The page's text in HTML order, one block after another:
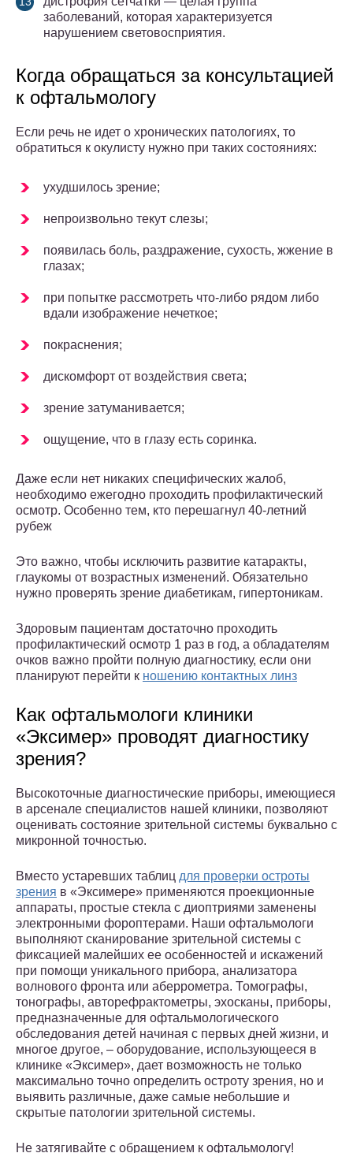
заболеваний, которая характеризуется
нарушением световосприятия.
Когда обращаться за консультацией
к офтальмологу
Если речь не идет о хронических патологиях, то
обратиться к окулисту нужно при таких состояниях:
ухудшилось зрение;
непроизвольно текут слезы;
появилась боль, раздражение, сухость, жжение в
глазах;
при попытке рассмотреть что-либо рядом либо
вдали изображение нечеткое;
покраснения;
дискомфорт от воздействия света;
зрение затуманивается;
ощущение, что в глазу есть соринка.
Даже если нет никаких специфических жалоб,
необходимо ежегодно проходить профилактический
осмотр. Особенно тем, кто перешагнул 40-летний
рубеж
Это важно, чтобы исключить развитие катаракты,
глаукомы от возрастных изменений. Обязательно
нужно проверять зрение диабетикам, гипертоникам.
Здоровым пациентам достаточно проходить
профилактический осмотр 1 раз в год, а обладателям
очков важно пройти полную диагностику, если они
планируют перейти к ношению контактных линз
Как офтальмологи клиники
«Эксимер» проводят диагностику
зрения?
Высокоточные диагностические приборы, имеющиеся
в арсенале специалистов нашей клиники, позволяют
оценивать состояние зрительной системы буквально с
микронной точностью.
Вместо устаревших таблиц для проверки остроты
зрения в «Эксимере» применяются проекционные
аппараты, простые стекла с диоптриями заменены
электронными фороптерами. Наши офтальмологи
выполняют сканирование зрительной системы с
фиксацией малейших ее особенностей и искажений
при помощи уникального прибора, анализатора
волнового фронта или аберрометра. Томографы,
тонографы, авторефрактометры, эхосканы, приборы,
предназначенные для офтальмологического
обследования детей начиная с первых дней жизни, и
многое другое, – оборудование, использующееся в
клинике «Эксимер», дает возможность не только
максимально точно определить остроту зрения, но и
выявить различные, даже самые небольшие и
скрытые патологии зрительной системы.
Не затягивайте с обращением к офтальмологу!